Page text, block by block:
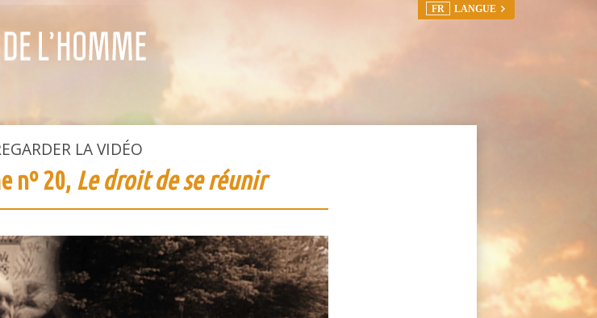
FR LANGUE
LA VIDÉO
nº 20, Le droit de se réunir